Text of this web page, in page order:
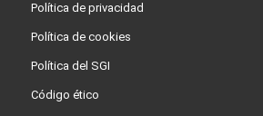
Política de privacidad
Política de cookies
Política del SGI
Código ético